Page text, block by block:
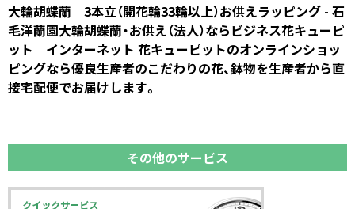
大輪胡蝶蘭 3本立（開花輪33輪以上）お供えラッピング - 石
毛洋蘭園大輪胡蝶蘭・お供え（法人）ならビジネス花キューピ
ット｜インターネット 花キューピットのオンラインショッ
ピングなら優良生産者のこだわりの花、鉢物を生産者から直
接宅配便でお届けします。
その他のサービス